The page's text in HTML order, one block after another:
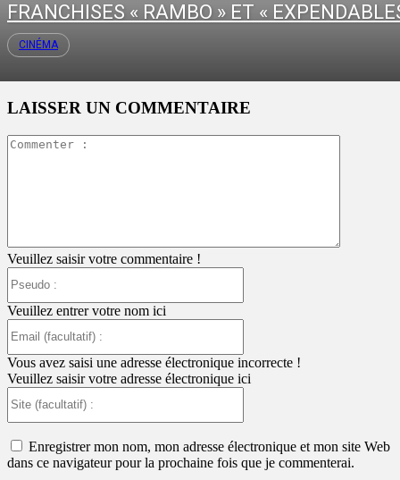
FRANCHISES « RAMBO » ET «
CINÉMA
LAISSER UN COMMENTAIRE
Veuillez saisir votre commentaire !
Veuillez entrer votre nom ici
:
Vous avez saisi une adresse électronique incorrecte !
Veuillez saisir votre adresse électronique ici
:
Enregistrer mon nom, mon adresse électronique et mon site Web
dans ce navigateur pour la prochaine fois que je commenterai.